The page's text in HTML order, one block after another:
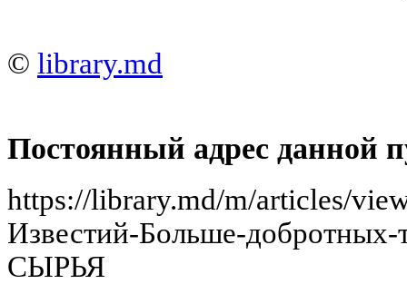
© library.md
Постоянный адрес данной
https://library.md/m/articles/
Известий-Больше-
СЫРЬЯ